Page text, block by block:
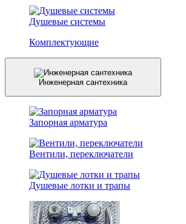
Душевые системы
Комплектующие
Инженерная сантехника
Запорная арматура
Вентили, переключатели
Душевые лотки и трапы